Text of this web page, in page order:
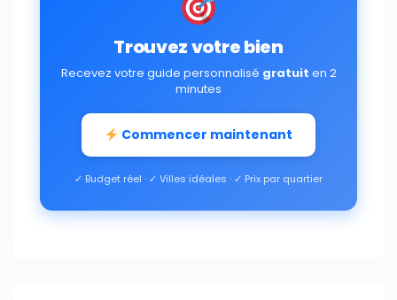
Trouvez votre bien
Recevez votre guide personnalisé gratuit en 2
minutes
Commencer maintenant
✓ Budget réel · ✓ Villes idéales · ✓ Prix par quartier